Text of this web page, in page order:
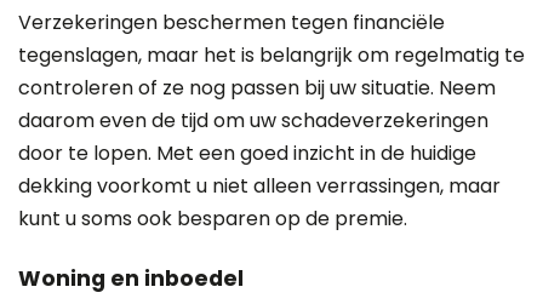
Verzekeringen beschermen tegen financiële
tegenslagen, maar het is belangrijk om regelmatig te
controleren of ze nog passen bij uw situatie. Neem
daarom even de tijd om uw schadeverzekeringen
door te lopen. Met een goed inzicht in de huidige
dekking voorkomt u niet alleen verrassingen, maar
kunt u soms ook besparen op de premie.
Woning en inboedel